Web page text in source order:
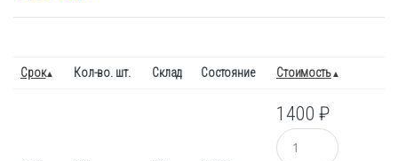
Срок Кол-во. шт. Склад Состояние Стоимость
1400₽
Количество